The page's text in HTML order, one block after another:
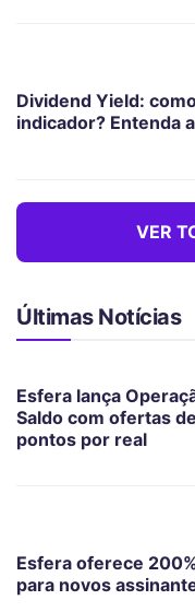
Dividend Yield:
indicador? Entenda
VER
Últimas Notícias
Esfera lança
Saldo com ofertas
pontos por real
Esfera oferece
para novos